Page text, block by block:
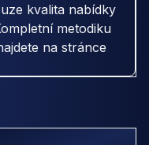
kvalita nabídky
metodiku
na stránce